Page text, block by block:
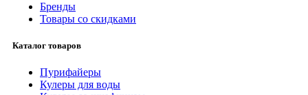
Бренды
Товары со скидками
Каталог товаров
Пурифайеры
Кулеры для воды